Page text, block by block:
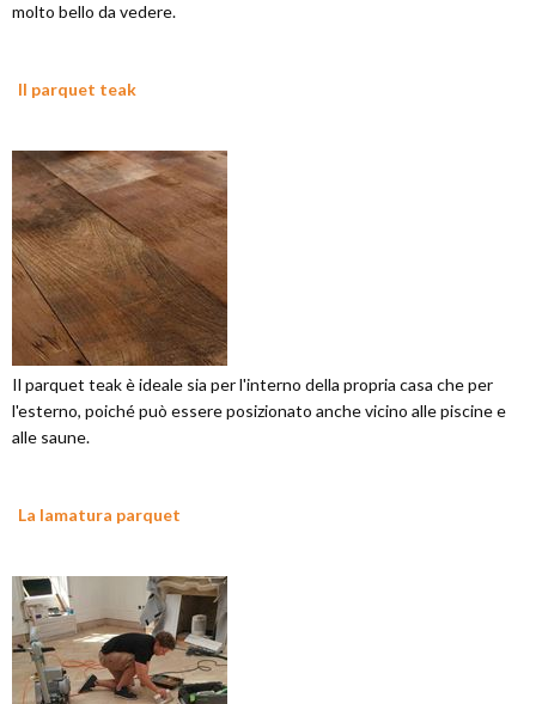
molto bello da vedere.
Il parquet teak
Il parquet teak è ideale sia per l'interno della propria casa che per
l'esterno, poiché può essere posizionato anche vicino alle piscine e
alle saune.
La lamatura parquet